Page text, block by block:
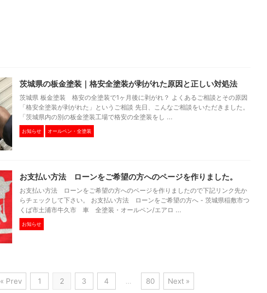
茨城県の板金塗装｜格安全塗装が剥がれた原因と正しい対処法
茨城県 板金塗装 格安の全塗装で1ヶ月後に剥がれ？ よくあるご相談とその原因
「格安全塗装が剥がれた」というご相談 先日、こんなご相談をいただきました。
「茨城県内の別の板金塗装工場で格安の全塗装をし ...
お知らせ オールペン・全塗装
お支払い方法 ローンをご希望の方へのページを作りました。
お支払い方法 ローンをご希望の方へのページを作りましたので下記リンク先か
らチェックして下さい。 お支払い方法 ローンをご希望の方へ - 茨城県稲敷市つ
くば市土浦市牛久市 車 全塗装・オールペン/エアロ ...
お知らせ
« Prev 1 2 3 4 … 80 Next »